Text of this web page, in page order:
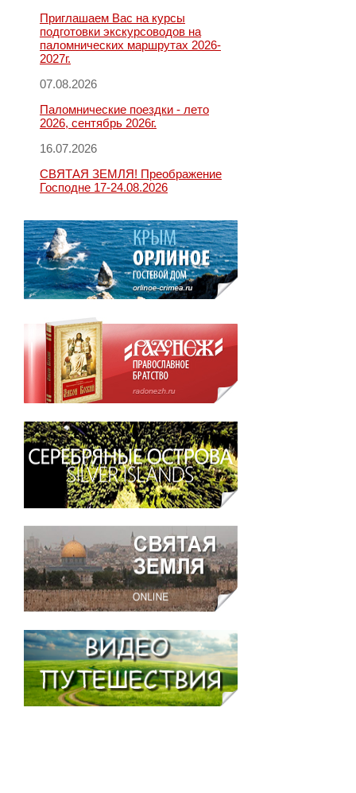
Приглашаем Вас на курсы
подготовки экскурсоводов на
паломнических маршрутах 2026-
2027г.
07.08.2026
Паломнические поездки - лето
2026, сентябрь 2026г.
16.07.2026
СВЯТАЯ ЗЕМЛЯ! Преображение
Господне 17-24.08.2026